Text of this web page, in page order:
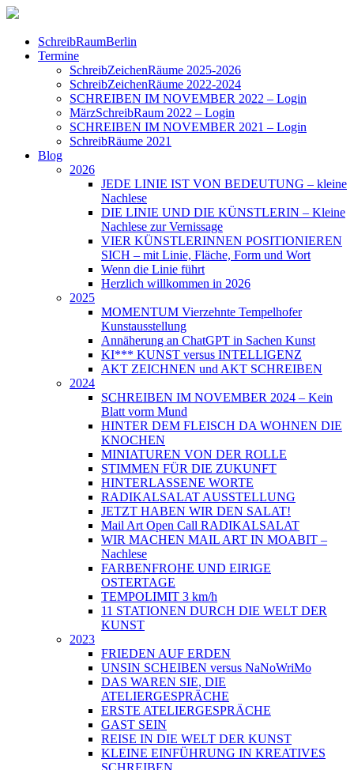
SchreibRaumBerlin
Termine
SchreibZeichenRäume 2025-2026
SchreibZeichenRäume 2022-2024
SCHREIBEN IM NOVEMBER 2022 – Login
MärzSchreibRaum 2022 – Login
SCHREIBEN IM NOVEMBER 2021 – Login
SchreibRäume 2021
Blog
2026
JEDE LINIE IST VON BEDEUTUNG – kleine
Nachlese
DIE LINIE UND DIE KÜNSTLERIN – Kleine
Nachlese zur Vernissage
VIER KÜNSTLERINNEN POSITIONIEREN
SICH – mit Linie, Fläche, Form und Wort
Wenn die Linie führt
Herzlich willkommen in 2026
2025
MOMENTUM Vierzehnte Tempelhofer
Kunstausstellung
Annäherung an ChatGPT in Sachen Kunst
KI*** KUNST versus INTELLIGENZ
AKT ZEICHNEN und AKT SCHREIBEN
2024
SCHREIBEN IM NOVEMBER 2024 – Kein
Blatt vorm Mund
HINTER DEM FLEISCH DA WOHNEN DIE
KNOCHEN
MINIATUREN VON DER ROLLE
STIMMEN FÜR DIE ZUKUNFT
HINTERLASSENE WORTE
RADIKALSALAT AUSSTELLUNG
JETZT HABEN WIR DEN SALAT!
Mail Art Open Call RADIKALSALAT
WIR MACHEN MAIL ART IN MOABIT –
Nachlese
FARBENFROHE UND EIRIGE
OSTERTAGE
TEMPOLIMIT 3 km/h
11 STATIONEN DURCH DIE WELT DER
KUNST
2023
FRIEDEN AUF ERDEN
UNSIN SCHEIBEN versus NaNoWriMo
DAS WAREN SIE, DIE
ATELIERGESPRÄCHE
ERSTE ATELIERGESPRÄCHE
GAST SEIN
REISE IN DIE WELT DER KUNST
KLEINE EINFÜHRUNG IN KREATIVES
SCHREIBEN